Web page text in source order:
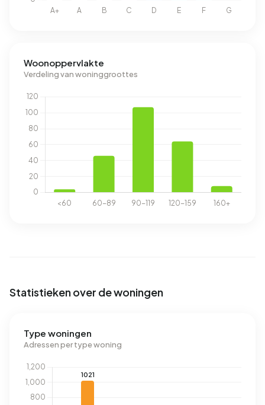
Woonoppervlakte
Verdeling van woninggroottes
Statistieken over de woningen
Type woningen
Adressen per type woning